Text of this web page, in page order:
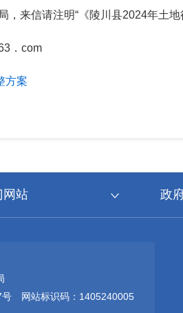
来信请注明“《陵川县2024年土地
．com
方案
网站 政
号 网站标识码：1405240005